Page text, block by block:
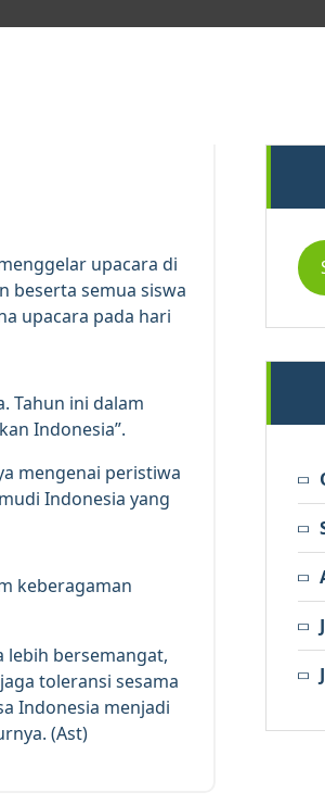
upacara di
beserta semua siswa
upacara pada hari
Tahun ini dalam
Indonesia”.
mengenai peristiwa
Indonesia yang
keberagaman
lebih bersemangat,
toleransi sesama
Indonesia menjadi
(Ast)